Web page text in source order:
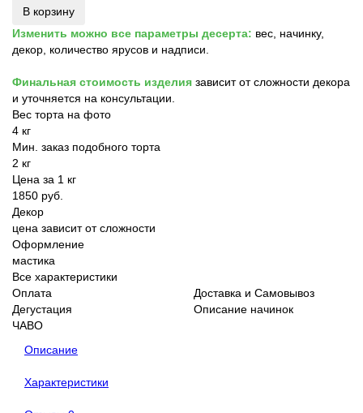
В корзину
Изменить можно все параметры десерта: вес, начинку,
декор, количество ярусов и надписи.
Финальная стоимость изделия зависит от сложности декора
и уточняется на консультации.
Вес торта на фото
4 кг
Мин. заказ подобного торта
2 кг
Цена за 1 кг
1850 руб.
Декор
цена зависит от сложности
Оформление
мастика
Все характеристики
Оплата
Доставка и Самовывоз
Дегустация
Описание начинок
ЧАВО
Описание
Характеристики